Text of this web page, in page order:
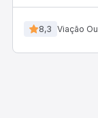
8,3 Viação